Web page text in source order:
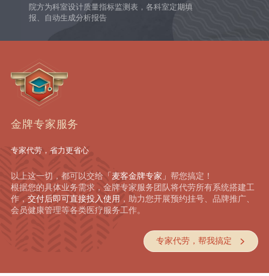
院方为科室设计质量指标监测表，各科室定期填
报、自动生成分析报告
金牌专家服务
专家代劳，省力更省心
以上这一切，都可以交给「麦客金牌专家」 帮您搞定！
根据您的具体业务需求，金牌专家服务团队将代劳所有系统搭建工
作， 交付后即可直接投入使用 ，助力您开展预约挂号、品牌推广、
会员健康管理等各类医疗服务工作。
专家代劳，帮我搞定 